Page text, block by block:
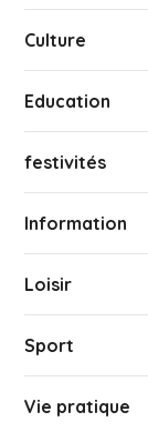
Culture
Education
festivités
Information
Loisir
Sport
Vie pratique